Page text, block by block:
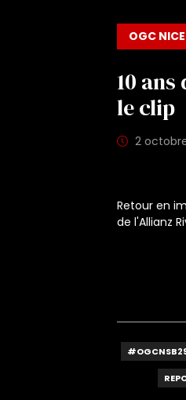
OGC
10
le clip
2 octobre
Retour en
de l'Allianz